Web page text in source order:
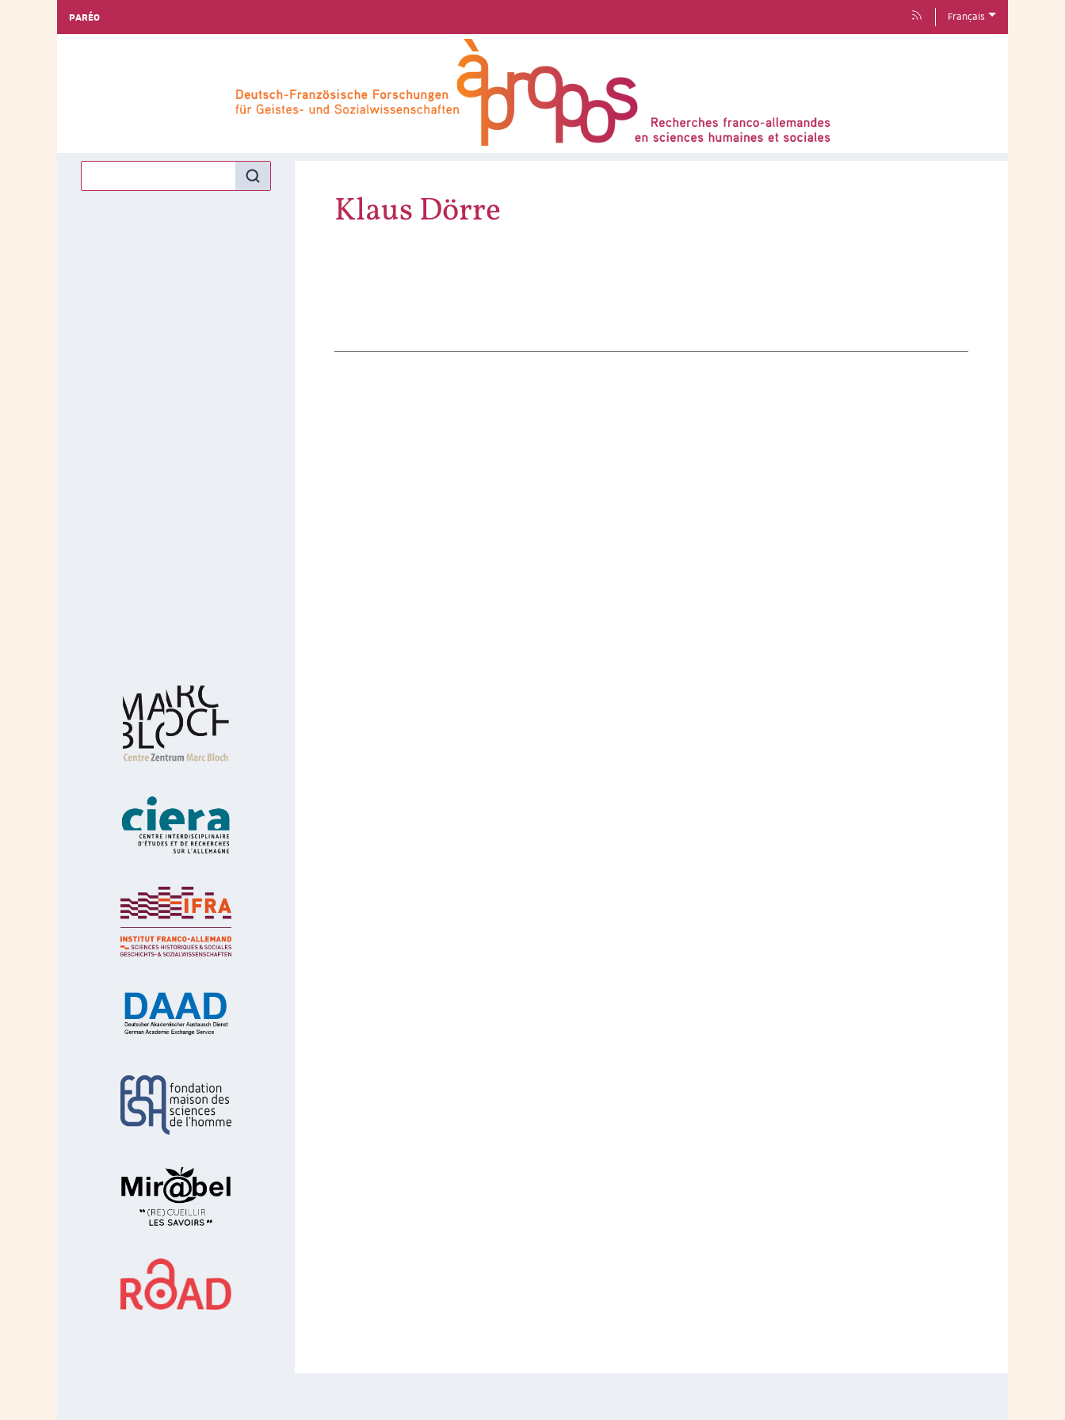
PARÉO Français
KlausDörre